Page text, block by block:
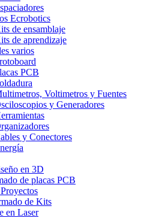
Ecrobotics
de ensamblaje
de aprendizaje
varios
PCB
Voltimetros y Fuentes
y Generadores
y Conectores
en 3D
de placas PCB
de Kits
en Laser